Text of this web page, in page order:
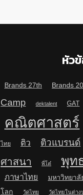
หัว
Brands 27th Brands
Camp
dektalent GAT
คณิตศาสตร์
ไทย ติว ติวแบรนด์
ศาสนา
พี่โต๋ พุท
ภาษาไทย มหาวิทยาลั
โลก
วัดไทย วัดไทยในต่าง